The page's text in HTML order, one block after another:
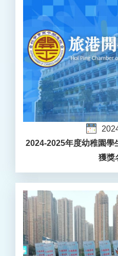
2024-2025年度幼稚園學
獲獎